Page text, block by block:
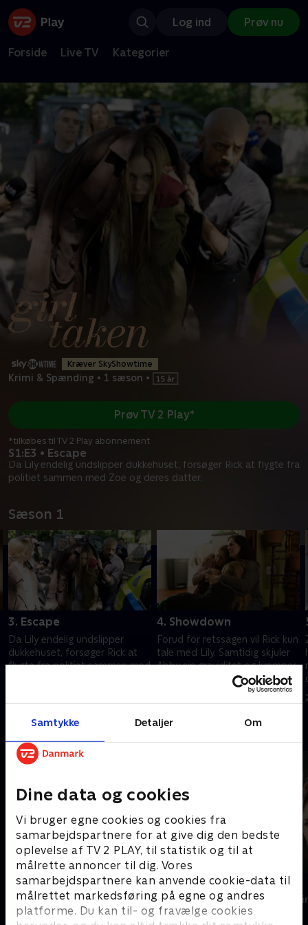
Samtykke Detaljer Om
Dine data og cookies
Vi bruger egne cookies og cookies fra
samarbejdspartnere for at give dig den bedste
oplevelse af TV 2 PLAY, til statistik og til at
målrette annoncer til dig. Vores
samarbejdspartnere kan anvende cookie-data til
målrettet markedsføring på egne og andres
platforme. Du kan til- og fravælge cookies
Log ind Prøv nu
Forside Live TV Kategorier
Kræver SkyShowtime
Krimi & Spænding • 1 sæson •
S1:E3 • Escape
Da Lily endelig undslipper dukkehuset, forsøger Rick at flygte fra
politiet sammen med Zoe og deres datter.
Prøv TV 2 Play*
*tilkøbes til TV 2 Play abonnement
Sæson 1
3. Escape
Da Lily endelig undslipper
dukkehuset, forsøger Rick at
flygte fra politiet sammen med
4. Showdown
Forud for retssagen vil Rick kun
tale med Lily. Samtidig skjuler
Abby sin graviditet og kæmper
for at reparere forholdet til sin
Andre så også
Kommissær Rex
Krimi & Spænding • 2 sæsoner
Top Dog
Krimi &